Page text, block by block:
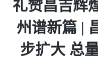
礼赞昌吉辉
州谱新篇 |
步扩大 总